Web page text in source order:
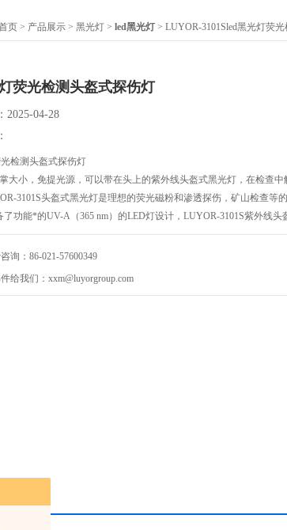
页 > 产品展示 > 黑光灯 > led黑光灯 > LUYOR-3101Sled黑光灯荧
荧光检测头盔式探伤灯
2025-04-28
检测头盔式探伤灯
大小，免提光源，可以带在头上的紫外线头盔式黑光灯，在检查中
3101S头盔式黑光灯是理想的荧光磁粉和渗透探伤，矿山检查等
功能*的UV-A（365 nm）的LED灯设计，LUYOR-3101S紫外线头
位在灯的背面，以防止意外的开关；LUYOR-3101S紫外线头盔式
询：86-021-57600349
给我们：xxm@luyorgroup.com